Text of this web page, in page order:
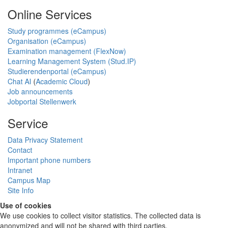
Online Services
Study programmes (eCampus)
Organisation (eCampus)
Examination management (FlexNow)
Learning Management System (Stud.IP)
Studierendenportal (eCampus)
Chat AI (Academic Cloud)
Job announcements
Jobportal Stellenwerk
Service
Data Privacy Statement
Contact
Important phone numbers
Intranet
Campus Map
Site Info
Use of cookies
We use cookies to collect visitor statistics. The collected data is
anonymized and will not be shared with third parties.